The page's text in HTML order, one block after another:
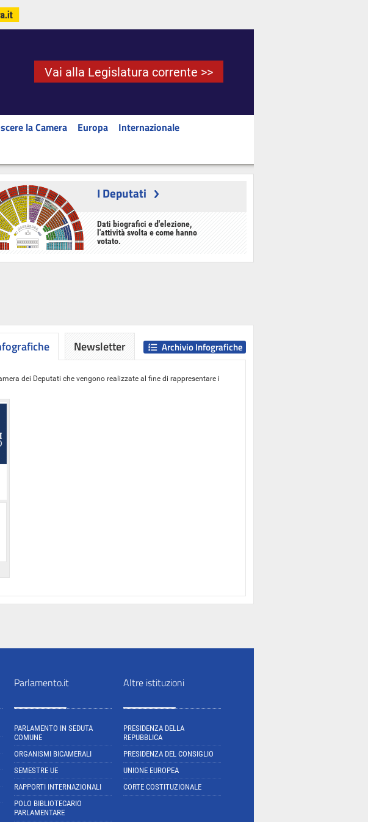
Vai alla Legislatura corrente >>
la Camera Europa
Internazionale
I Deputati
Dati biografici e d'elezione,
l'attività svolta e come hanno
votato.
dei Deputati che vengono realizzate al fine di rappresentare i
Archivio Infografiche
Newsletter
Parlamento.it
PARLAMENTO IN SEDUTA
COMUNE
ORGANISMI BICAMERALI
SEMESTRE UE
RAPPORTI INTERNAZIONALI
POLO BIBLIOTECARIO
PARLAMENTARE
Altre istituzioni
PRESIDENZA DELLA
REPUBBLICA
PRESIDENZA DEL CONSIGLIO
UNIONE EUROPEA
CORTE COSTITUZIONALE